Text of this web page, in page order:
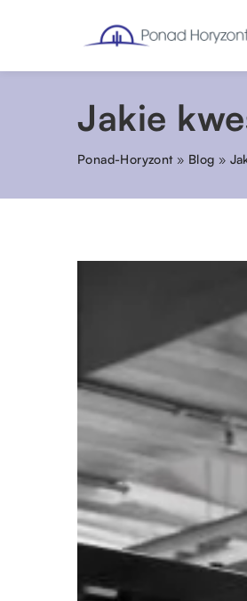
Jakie
Ponad-Horyzont» Blog »